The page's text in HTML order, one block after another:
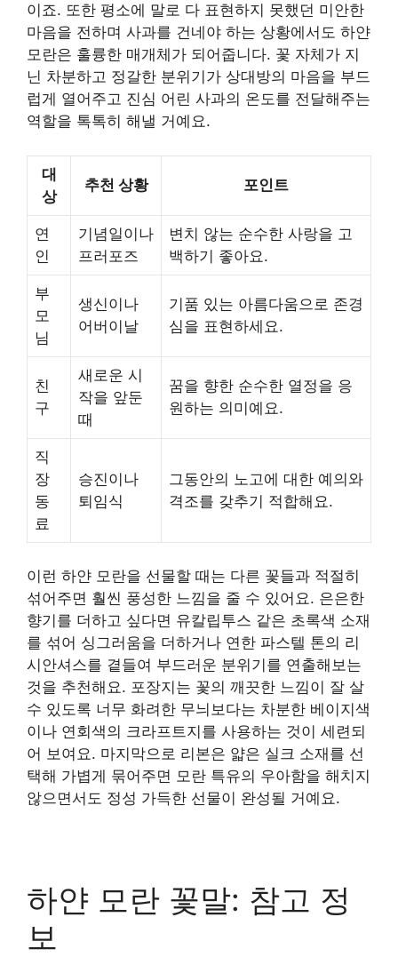
이죠. 또한 평소에 말로 다 표현하지 못했던 미안한
마음을 전하며 사과를 건네야 하는 상황에서도 하얀
모란은 훌륭한 매개체가 되어줍니다. 꽃 자체가 지
닌 차분하고 정갈한 분위기가 상대방의 마음을 부드
럽게 열어주고 진심 어린 사과의 온도를 전달해주는
역할을 톡톡히 해낼 거예요.
대
상
추천 상황 포인트
연
인
기념일이나
프러포즈
변치 않는 순수한 사랑을 고
백하기 좋아요.
부
모
님
생신이나
어버이날
기품 있는 아름다움으로 존경
심을 표현하세요.
친
구
새로운 시
작을 앞둔
때
꿈을 향한 순수한 열정을 응
원하는 의미예요.
직
장
동
료
승진이나
퇴임식
그동안의 노고에 대한 예의와
격조를 갖추기 적합해요.
이런 하얀 모란을 선물할 때는 다른 꽃들과 적절히
섞어주면 훨씬 풍성한 느낌을 줄 수 있어요. 은은한
향기를 더하고 싶다면 유칼립투스 같은 초록색 소재
를 섞어 싱그러움을 더하거나 연한 파스텔 톤의 리
시안셔스를 곁들여 부드러운 분위기를 연출해보는
것을 추천해요. 포장지는 꽃의 깨끗한 느낌이 잘 살
수 있도록 너무 화려한 무늬보다는 차분한 베이지색
이나 연회색의 크라프트지를 사용하는 것이 세련되
어 보여요. 마지막으로 리본은 얇은 실크 소재를 선
택해 가볍게 묶어주면 모란 특유의 우아함을 해치지
않으면서도 정성 가득한 선물이 완성될 거예요.
하얀 모란 꽃말: 참고 정
보